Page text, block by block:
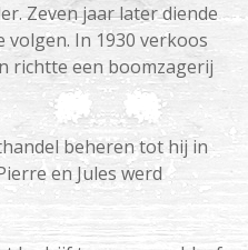
Zeven jaar later diende
volgen. In 1930 verkoos
richtte een boomzagerij
beheren tot hij in
en Jules werd